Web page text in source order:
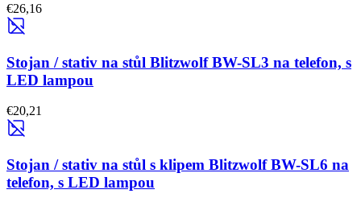
€26,16
Stojan / stativ na stůl Blitzwolf BW-SL3 na telefon, s
LED lampou
€20,21
Stojan / stativ na stůl s klipem Blitzwolf BW-SL6 na
telefon, s LED lampou